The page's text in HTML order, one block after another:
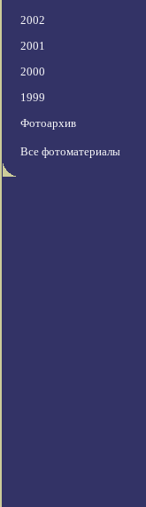
2002
2001
2000
1999
Фотоархив
Все фотоматериалы